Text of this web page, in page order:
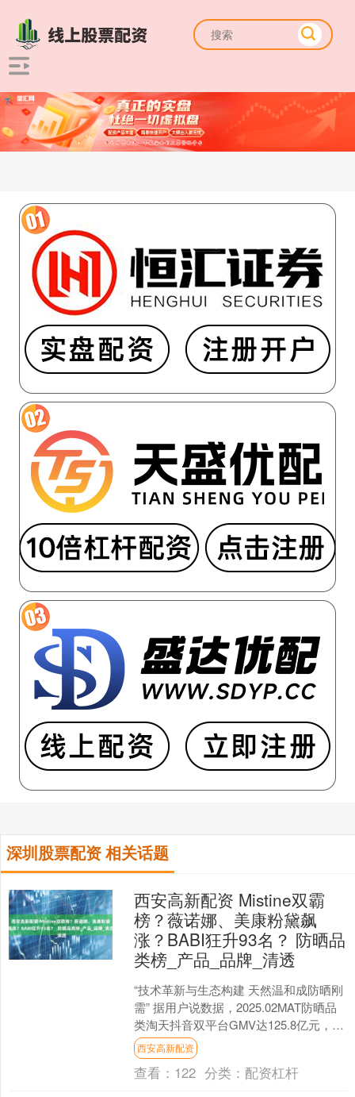
深圳股票配资 相关话题
西安高新配资 Mistine双霸
榜？薇诺娜、美康粉黛飙
涨？BABI狂升93名？ 防晒品
类榜_产品_品牌_清透
“技术革新与生态构建 天然温和成防晒刚
需” 据用户说数据，2025.02MAT防晒品
类淘天抖音双平台GMV达125.8亿元，同
比增长9.70%，其中抖音成绩斐然....
西安高新配资
查看： 122 分类： 配资杠杆